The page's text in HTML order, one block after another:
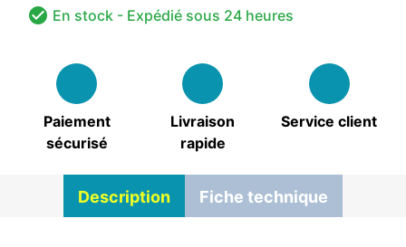
 En stock - Expédié sous 24 heures
Paiement
sécurisé
Livraison
rapide
Service client
Description Fiche technique